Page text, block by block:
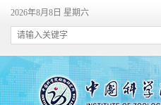
2026年8月8日 星期六